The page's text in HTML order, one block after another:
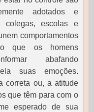
adotados e
colegas, escolas e
comportamentos
que os homens
abafando
suas emoções.
correta ou, a atitude
que têm para com o
esperado de sua